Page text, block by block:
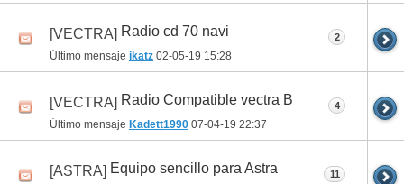
[VECTRA] Radio cd 70 navi
Último mensaje ikatz 02-05-19 15:28
2
[VECTRA] Radio Compatible vectra B
Último mensaje Kadett1990 07-04-19 22:37
4
[ASTRA] Equipo sencillo para Astra 11